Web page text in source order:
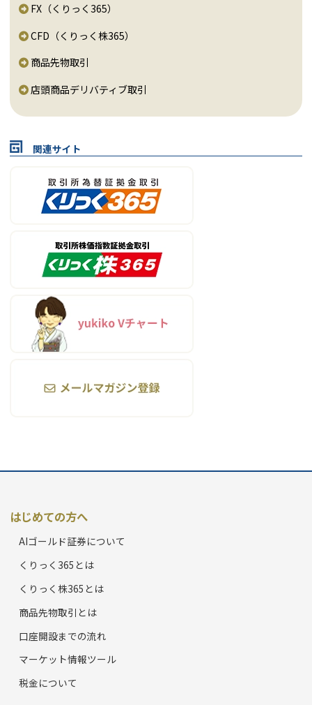
FX（くりっく365）
CFD（くりっく株365）
商品先物取引
店頭商品デリバティブ取引
関連サイト
はじめての方へ
AIゴールド証券について
くりっく365とは
くりっく株365とは
商品先物取引とは
口座開設までの流れ
マーケット情報ツール
税金について